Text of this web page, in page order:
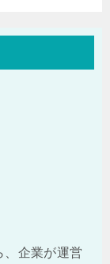
、企業が運営